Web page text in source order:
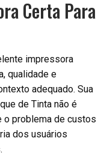
Certa Para
impressora
qualidade e
adequado. Sua
de Tinta não é
o problema de custos
dos usuários